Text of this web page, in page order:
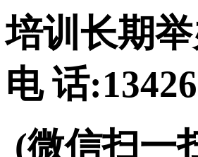
培训长期
电 话
(微信扫一